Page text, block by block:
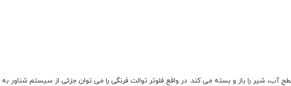
شیر را باز و بسته می کند. در واقع فلوتر توالت فرنگی را می توان جزئی از سیستم شناور به